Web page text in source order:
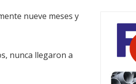
nueve meses y
nunca llegaron a